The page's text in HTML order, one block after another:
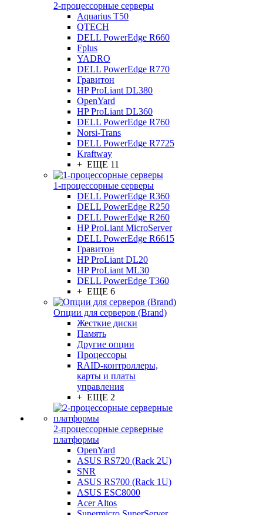
2-процессорные серверы
Aquarius T50
QTECH
DELL PowerEdge R660
Fplus
YADRO
DELL PowerEdge R770
Гравитон
HP ProLiant DL380
OpenYard
HP ProLiant DL360
DELL PowerEdge R760
Norsi-Trans
DELL PowerEdge R7725
Kraftway
+ ЕЩЕ 11
1-процессорные серверы
DELL PowerEdge R360
DELL PowerEdge R250
DELL PowerEdge R260
HP ProLiant MicroServer
DELL PowerEdge R6615
Гравитон
HP ProLiant DL20
HP ProLiant ML30
DELL PowerEdge T360
+ ЕЩЕ 6
Опции для серверов (Brand)
Жесткие диски
Память
Другие опции
Процессоры
RAID-контроллеры,
карты и платы
управления
+ ЕЩЕ 2
2-процессорные серверные
платформы
OpenYard
ASUS RS720 (Rack 2U)
SNR
ASUS RS700 (Rack 1U)
ASUS ESC8000
Acer Altos